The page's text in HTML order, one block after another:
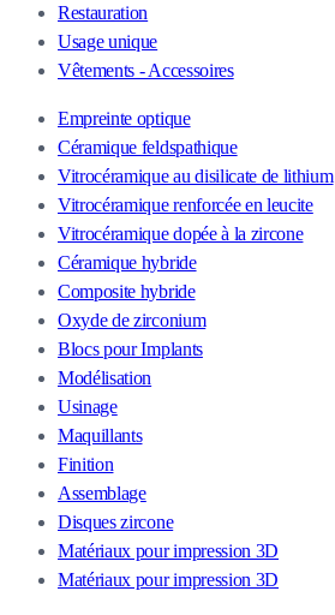
Restauration
Usage unique
Vêtements - Accessoires
Empreinte optique
Céramique feldspathique
Vitrocéramique au disilicate de lithium
Vitrocéramique renforcée en leucite
Vitrocéramique dopée à la zircone
Céramique hybride
Composite hybride
Oxyde de zirconium
Blocs pour Implants
Modélisation
Usinage
Maquillants
Finition
Assemblage
Disques zircone
Matériaux pour impression 3D
Matériaux pour impression 3D